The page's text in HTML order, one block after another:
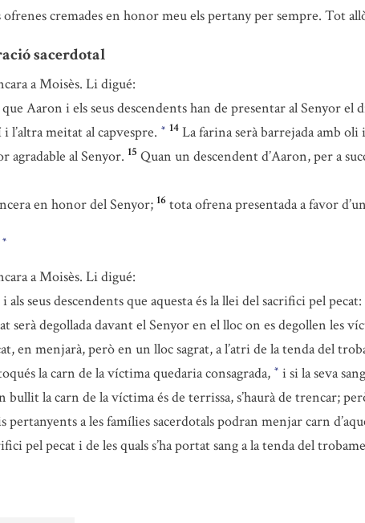
ofrenes cremades en honor meu els pertany per sempre. Tot
sacerdotal
a Moisès. Li digué:
Aaron i els seus descendents han de presentar al Senyor el
l’altra meitat al capvespre. * 14 La farina serà barrejada amb oli
agradable al Senyor. 15 Quan un descendent d’Aaron, per a
en honor del Senyor; 16 tota ofrena presentada a favor
*
a Moisès. Li digué:
seus descendents que aquesta és la llei del sacrifici pel pecat:
serà degollada davant el Senyor en el lloc on es degollen les
en menjarà, però en un lloc sagrat, a l’atri de la tenda del
la carn de la víctima quedaria consagrada, * i si la seva
bullit la carn de la víctima és de terrissa, s’haurà de trencar;
pertanyents a les famílies sacerdotals podran menjar carn
pel pecat i de les quals s’ha portat sang a la tenda del